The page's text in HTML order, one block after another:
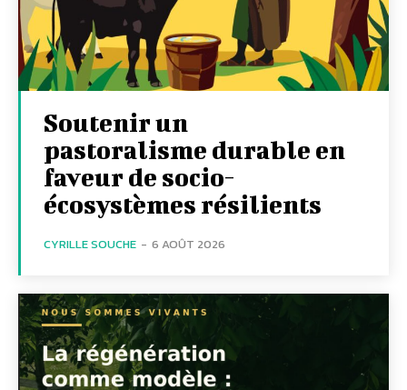
Soutenir un
pastoralisme durable en
faveur de socio-
écosystèmes résilients
CYRILLE SOUCHE - 6 AOÛT 2026